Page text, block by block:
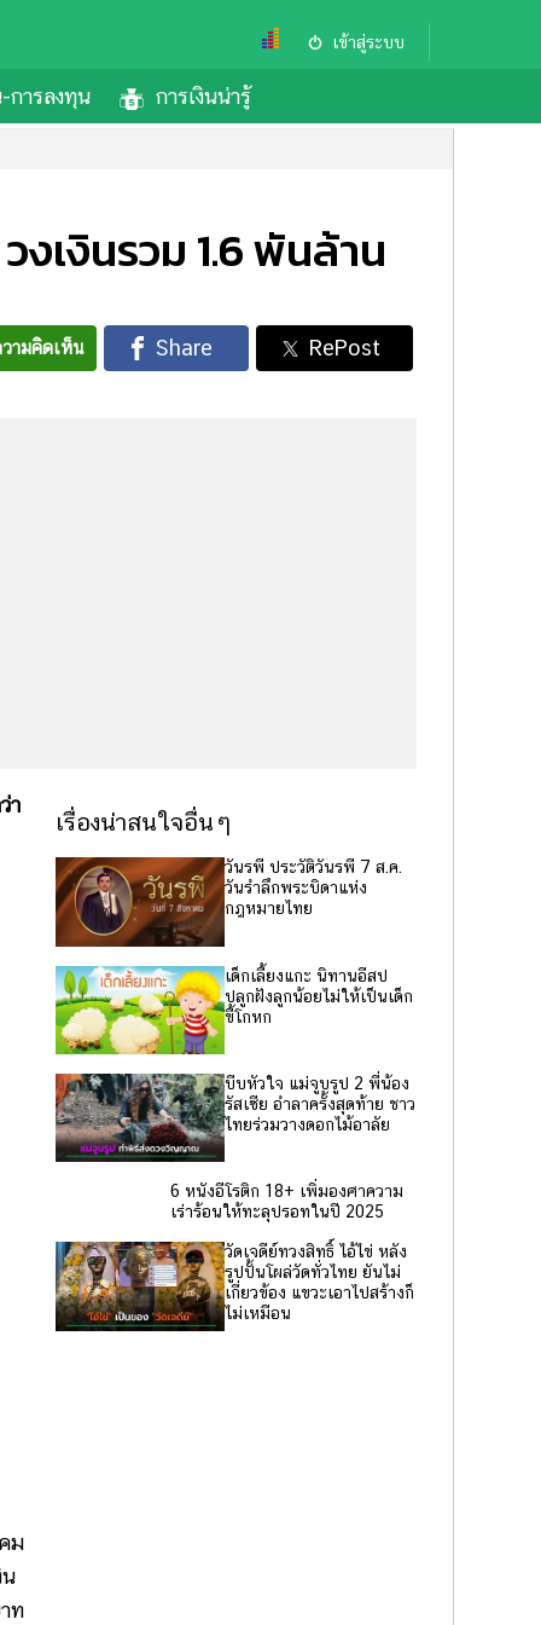
เข้าสู่ระบบ
การลงทุน การเงินน่ารู้
เงินรวม 1.6 พันล้าน
ามคิดเห็น
า
ม
ท
เรื่องน่าสนใจอื่นๆ
วันรพี ประวัติวันรพี 7 ส.ค.
วันรำลึกพระบิดาแห่ง
กฎหมายไทย
เด็กเลี้ยงแกะ นิทานอีสป
ปลูกฝังลูกน้อยไม่ให้เป็นเด็ก
ขี้โกหก
บีบหัวใจ แม่จูบรูป 2 พี่น้อง
รัสเซีย อำลาครั้งสุดท้าย ชาว
ไทยร่วมวางดอกไม้อาลัย
6 หนังอีโรติก 18+ เพิ่มองศาความ
เร่าร้อนให้ทะลุปรอทในปี 2025
วัดเจดีย์ทวงสิทธิ์ ไอ้ไข่ หลัง
รูปปั้นโผล่วัดทั่วไทย ยันไม่
เกี่ยวข้อง แขวะเอาไปสร้างก็
ไม่เหมือน